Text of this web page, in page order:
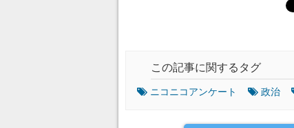
この記事に関するタグ
ニコニコアンケート 政治